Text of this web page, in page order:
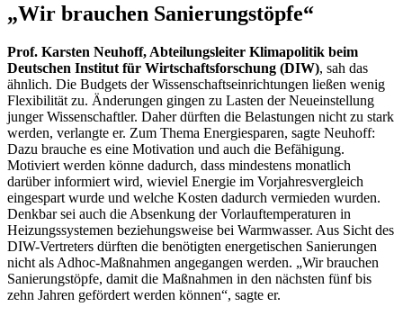
„Wir brauchen Sanierungstöpfe“
Prof. Karsten Neuhoff, Abteilungsleiter Klimapolitik beim
Deutschen Institut für Wirtschaftsforschung (DIW), sah das
ähnlich. Die Budgets der Wissenschaftseinrichtungen ließen wenig
Flexibilität zu. Änderungen gingen zu Lasten der Neueinstellung
junger Wissenschaftler. Daher dürften die Belastungen nicht zu stark
werden, verlangte er. Zum Thema Energiesparen, sagte Neuhoff:
Dazu brauche es eine Motivation und auch die Befähigung.
Motiviert werden könne dadurch, dass mindestens monatlich
darüber informiert wird, wieviel Energie im Vorjahresvergleich
eingespart wurde und welche Kosten dadurch vermieden wurden.
Denkbar sei auch die Absenkung der Vorlauftemperaturen in
Heizungssystemen beziehungsweise bei Warmwasser. Aus Sicht des
DIW-Vertreters dürften die benötigten energetischen Sanierungen
nicht als Adhoc-Maßnahmen angegangen werden. „Wir brauchen
Sanierungstöpfe, damit die Maßnahmen in den nächsten fünf bis
zehn Jahren gefördert werden können“, sagte er.